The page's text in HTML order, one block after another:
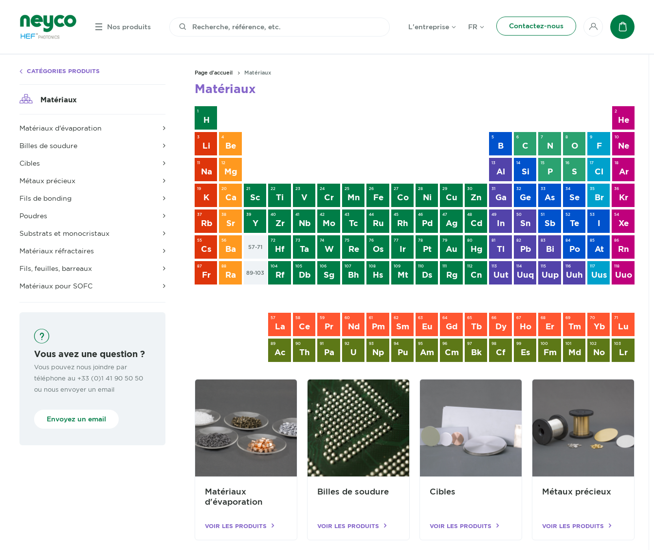
Nos produits L'entreprise FR Contactez-nous
Mon compte
Panier
CATÉGORIES PRODUITS
Matériaux
Matériaux d'évaporation
Billes de soudure
Cibles
Métaux précieux
Fils de bonding
Poudres
Substrats et monocristaux
Matériaux réfractaires
Fils, feuilles, barreaux
Matériaux pour SOFC
Vous avez une question ?
Vous pouvez nous joindre par
téléphone au +33 (0)1 41 90 50 50
ou nous envoyer un email
Envoyez un email
Page d'accueil Matériaux
Matériaux
1
H
2
He
3
Li
4
Be
5
B
6
C
7
N
8
O
9
F
10
Ne
11
Na
12
Mg
13
Al
14
Si
15
P
16
S
17
Cl
18
Ar
19
K
20
Ca
21
Sc
22
Ti
23
V
24
Cr
25
Mn
26
Fe
27
Co
28
Ni
29
Cu
30
Zn
31
Ga
32
Ge
33
As
34
Se
35
Br
36
Kr
37
Rb
38
Sr
39
Y
40
Zr
41
Nb
42
Mo
43
Tc
44
Ru
45
Rh
46
Pd
47
Ag
48
Cd
49
In
50
Sn
51
Sb
52
Te
53
I
54
Xe
55
Cs
56
Ba 57-71
72
Hf
73
Ta
74
W
75
Re
76
Os
77
Ir
78
Pt
79
Au
80
Hg
81
Tl
82
Pb
83
Bi
84
Po
85
At
86
Rn
87
Fr
88
Ra 89-103
104
Rf
105
Db
106
Sg
107
Bh
108
Hs
109
Mt
110
Ds
111
Rg
112
Cn
113
Uut
114
Uuq
115
Uup
116
Uuh
117
Uus
118
Uuo
57
La
58
Ce
59
Pr
60
Nd
61
Pm
62
Sm
63
Eu
64
Gd
65
Tb
66
Dy
67
Ho
68
Er
69
Tm
70
Yb
71
Lu
89
Ac
90
Th
91
Pa
92
U
93
Np
94
Pu
95
Am
96
Cm
97
Bk
98
Cf
99
Es
100
Fm
101
Md
102
No
103
Lr
Matériaux
d'évaporation
VOIR LES PRODUITS
Billes de soudure
VOIR LES PRODUITS
Cibles
VOIR LES PRODUITS
Métaux précieux
VOIR LES PRODUITS